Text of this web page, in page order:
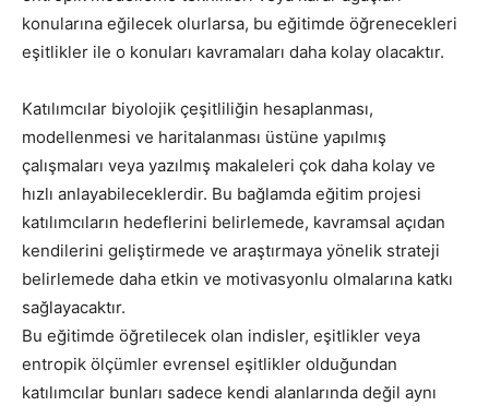
konularına eğilecek olurlarsa, bu eğitimde öğrenecekleri
eşitlikler ile o konuları kavramaları daha kolay olacaktır.
Katılımcılar biyolojik çeşitliliğin hesaplanması,
modellenmesi ve haritalanması üstüne yapılmış
çalışmaları veya yazılmış makaleleri çok daha kolay ve
hızlı anlayabileceklerdir. Bu bağlamda eğitim projesi
katılımcıların hedeflerini belirlemede, kavramsal açıdan
kendilerini geliştirmede ve araştırmaya yönelik strateji
belirlemede daha etkin ve motivasyonlu olmalarına katkı
sağlayacaktır.
Bu eğitimde öğretilecek olan indisler, eşitlikler veya
entropik ölçümler evrensel eşitlikler olduğundan
katılımcılar bunları sadece kendi alanlarında değil aynı